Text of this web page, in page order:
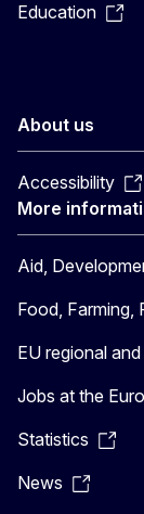
Education
About us
Accessibility
More
Aid,
Food, Farming,
EU regional
Jobs at the
Statistics
News